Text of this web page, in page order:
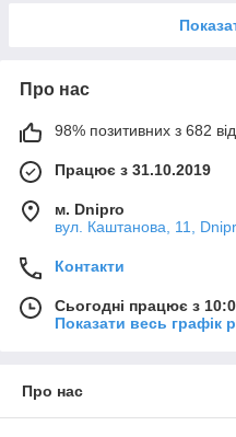
Про нас
98% позитивних з 682
Працює з 31.10.2019
м. Dnipro
вул. Каштанова, 11,
Контакти
Сьогодні працює з
Показати весь графік
Про нас